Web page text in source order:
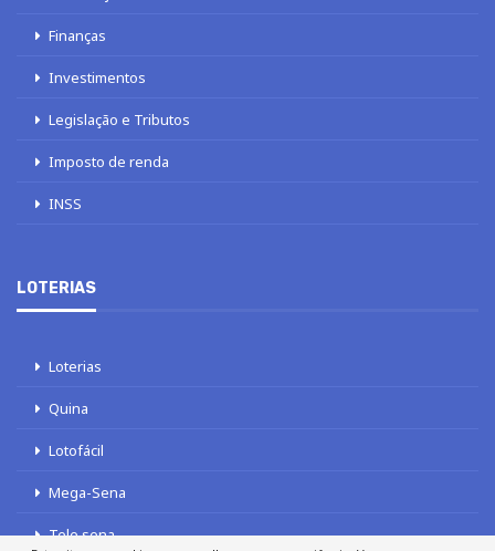
Finanças
Investimentos
Legislação e Tributos
Imposto de renda
INSS
LOTERIAS
Loterias
Quina
Lotofácil
Mega-Sena
Tele sena